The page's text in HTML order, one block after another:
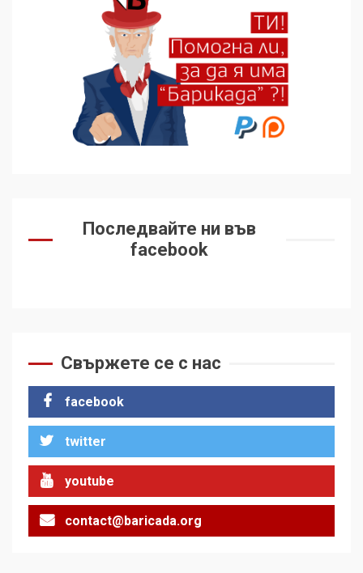
Последвайте ни във
facebook
Свържете се с нас
facebook
twitter
youtube
contact@baricada.org